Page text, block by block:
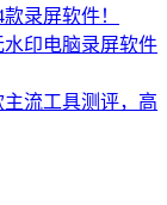
录屏软件！
印电脑录屏软件
流工具测评，高